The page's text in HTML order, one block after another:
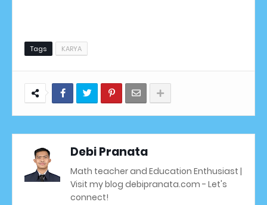
Tags KARYA
Debi Pranata
Math teacher and Education Enthusiast |
Visit my blog debipranata.com - Let's
connect!